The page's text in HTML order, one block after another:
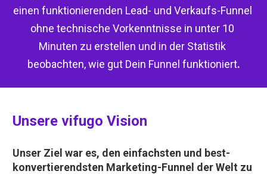
einen funktionierenden Lead- und Verkaufs-Funnel
ohne technische Vorkenntnisse in unter 10
Minuten zu erstellen und in der Statistik
beobachten, wie gut Dein Funnel funktioniert.
Unsere vifugo Vision
Unser Ziel war es, den einfachsten und best-
konvertierendsten Marketing-Funnel der Welt zu